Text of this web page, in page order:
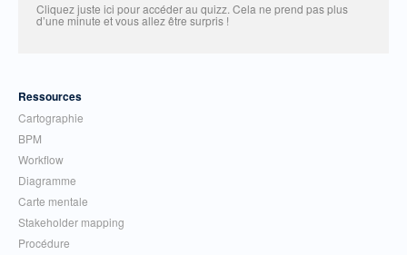
Cliquez juste ici pour accéder au quizz. Cela ne prend pas plus
d’une minute et vous allez être surpris !
Ressources
Cartographie
BPM
Workflow
Diagramme
Carte mentale
Stakeholder mapping
Procédure